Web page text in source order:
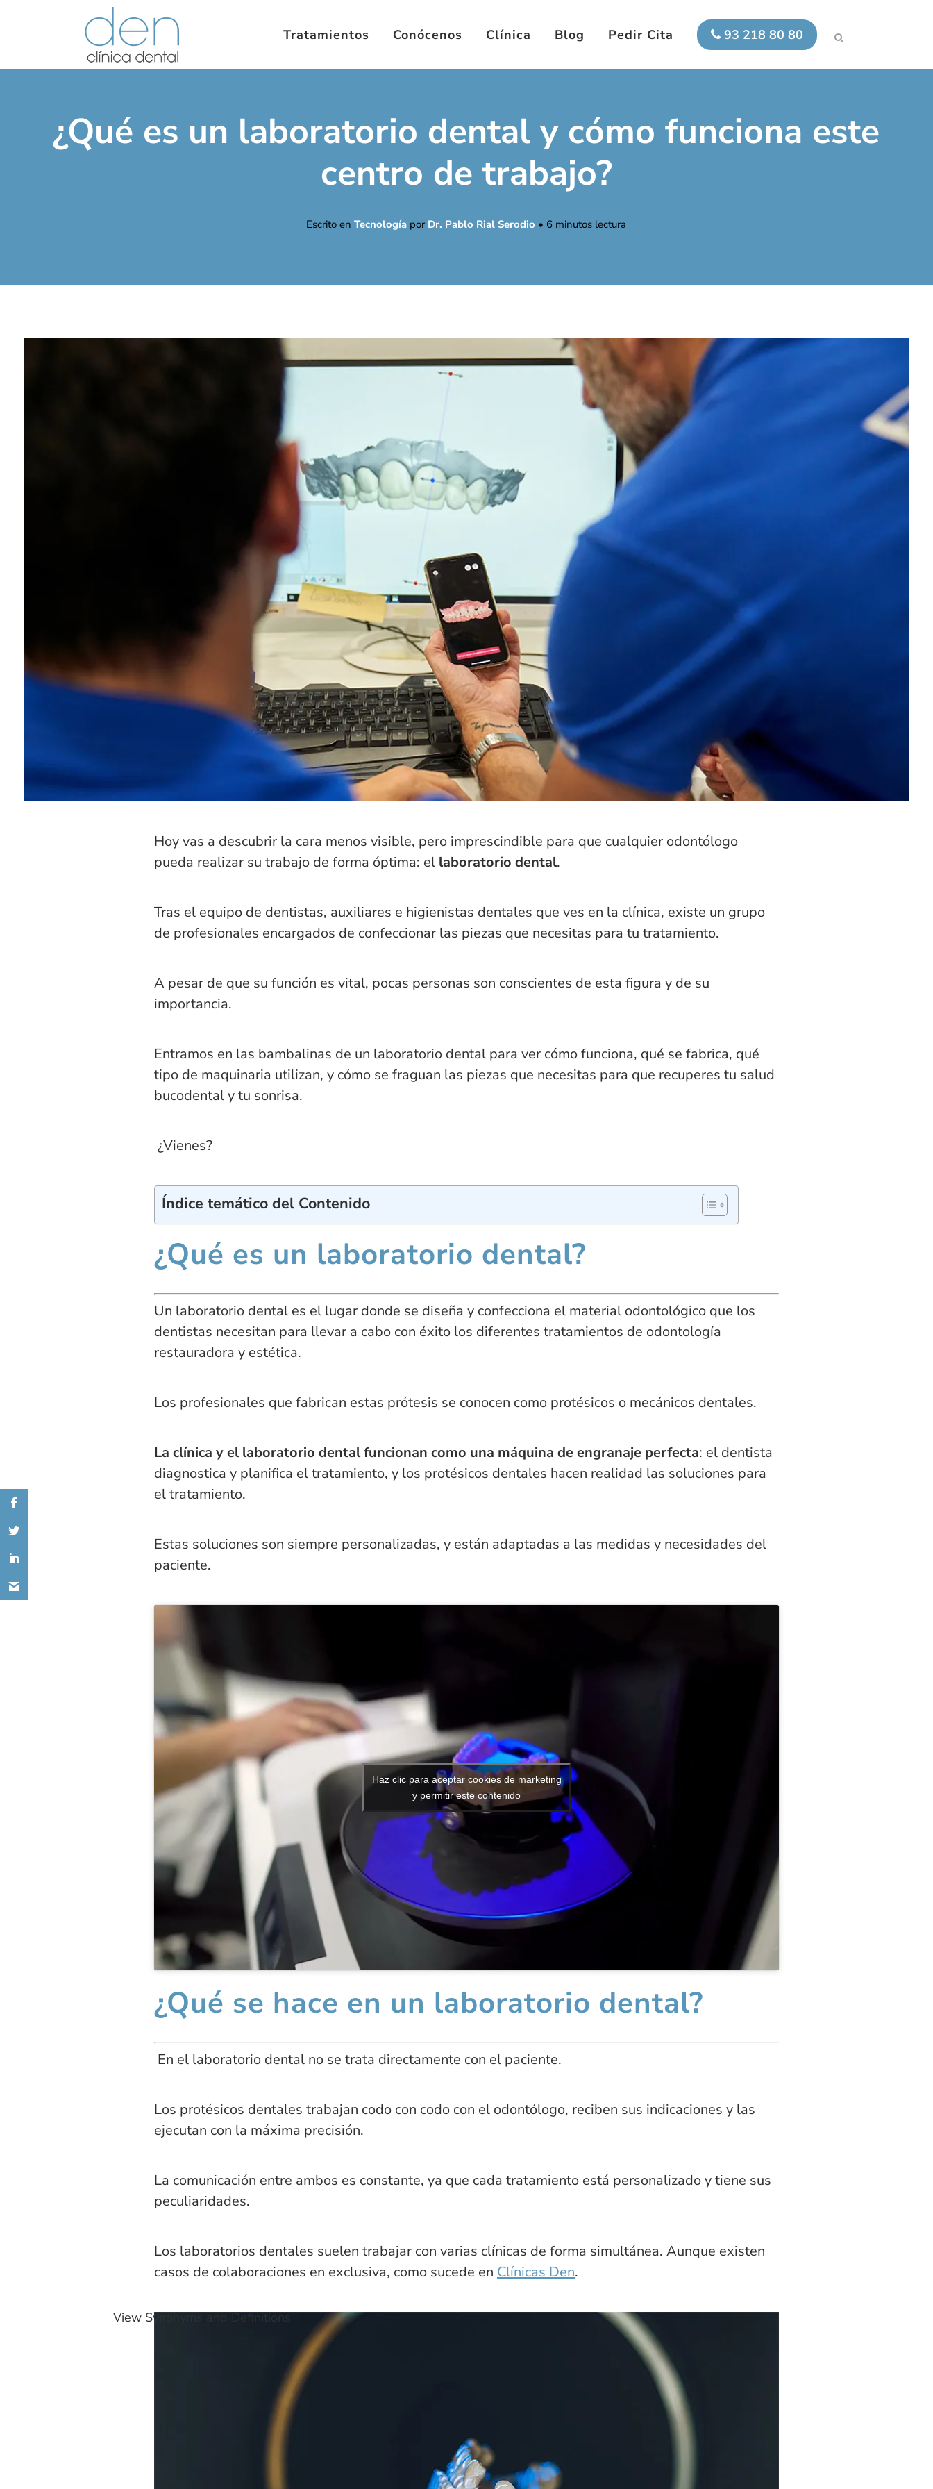
93 218 80 80
Tratamientos Conócenos Clínica Blog Pedir Cita
¿Qué es un laboratorio dental y cómo funciona este
centro de trabajo?
Escrito enTecnología por Dr. Pablo Rial Serodio • 6 minutos lectura
Hoy vas a descubrir la cara menos visible, pero imprescindible para que cualquier odontólogo
pueda realizar su trabajo de forma óptima: el laboratorio dental.
Tras el equipo de dentistas, auxiliares e higienistas dentales que ves en la clínica, existe un grupo
de profesionales encargados de confeccionar las piezas que necesitas para tu tratamiento.
A pesar de que su función es vital, pocas personas son conscientes de esta figura y de su
importancia.
Entramos en las bambalinas de un laboratorio dental para ver cómo funciona, qué se fabrica, qué
tipo de maquinaria utilizan, y cómo se fraguan las piezas que necesitas para que recuperes tu salud
bucodental y tu sonrisa.
¿Vienes?
Índice temático del Contenido
¿Qué es un laboratorio dental?
Un laboratorio dental es el lugar donde se diseña y confecciona el material odontológico que los
dentistas necesitan para llevar a cabo con éxito los diferentes tratamientos de odontología
restauradora y estética.
Los profesionales que fabrican estas prótesis se conocen como protésicos o mecánicos dentales.
La clínica y el laboratorio dental funcionan como una máquina de engranaje perfecta: el dentista
diagnostica y planifica el tratamiento, y los protésicos dentales hacen realidad las soluciones para
el tratamiento.
Estas soluciones son siempre personalizadas, y están adaptadas a las medidas y necesidades del
paciente.
Haz clic para aceptar cookies de marketing
y permitir este contenido
¿Qué se hace en un laboratorio dental?
En el laboratorio dental no se trata directamente con el paciente.
Los protésicos dentales trabajan codo con codo con el odontólogo, reciben sus indicaciones y las
ejecutan con la máxima precisión.
La comunicación entre ambos es constante, ya que cada tratamiento está personalizado y tiene sus
peculiaridades.
Los laboratorios dentales suelen trabajar con varias clínicas de forma simultánea. Aunque existen
casos de colaboraciones en exclusiva, como sucede en Clínicas Den.
View Synonyms and Definitions